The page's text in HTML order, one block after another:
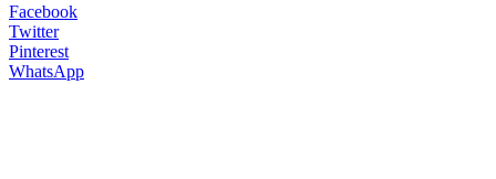
Facebook
Twitter
Pinterest
WhatsApp